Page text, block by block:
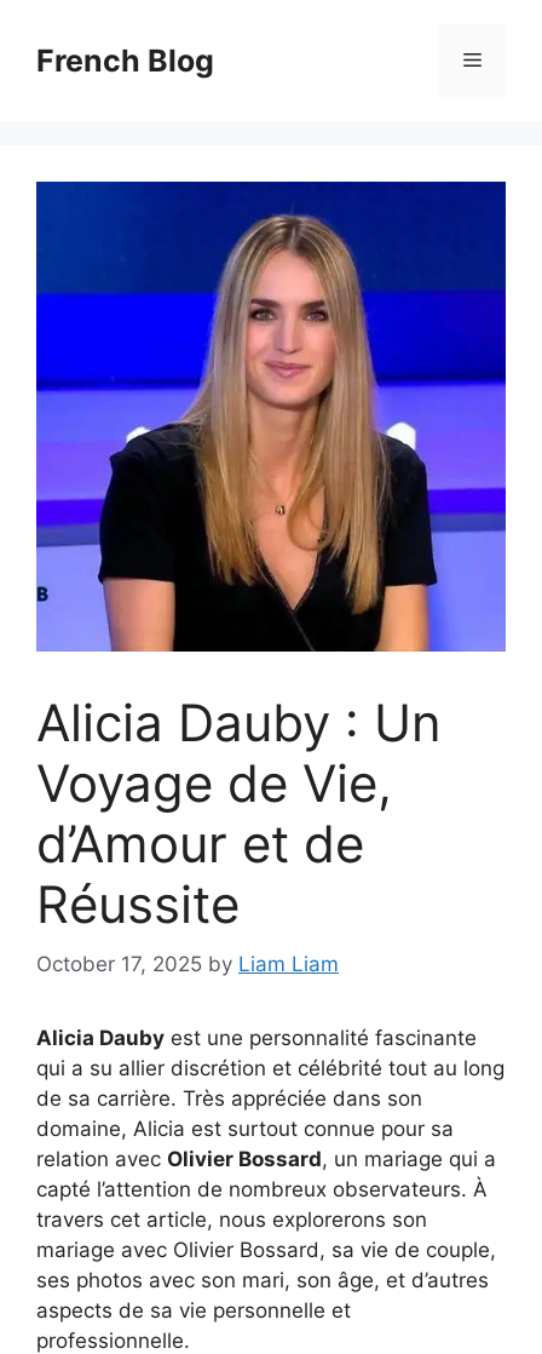
contentFrench Blog Menu
Alicia Dauby : Un
Voyage de Vie,
d’Amour et de
Réussite
October 17, 2025 by Liam Liam
Alicia Dauby est une personnalité fascinante
qui a su allier discrétion et célébrité tout au long
de sa carrière. Très appréciée dans son
domaine, Alicia est surtout connue pour sa
relation avec Olivier Bossard, un mariage qui a
capté l’attention de nombreux observateurs. À
travers cet article, nous explorerons son
mariage avec Olivier Bossard, sa vie de couple,
ses photos avec son mari, son âge, et d’autres
aspects de sa vie personnelle et
professionnelle.